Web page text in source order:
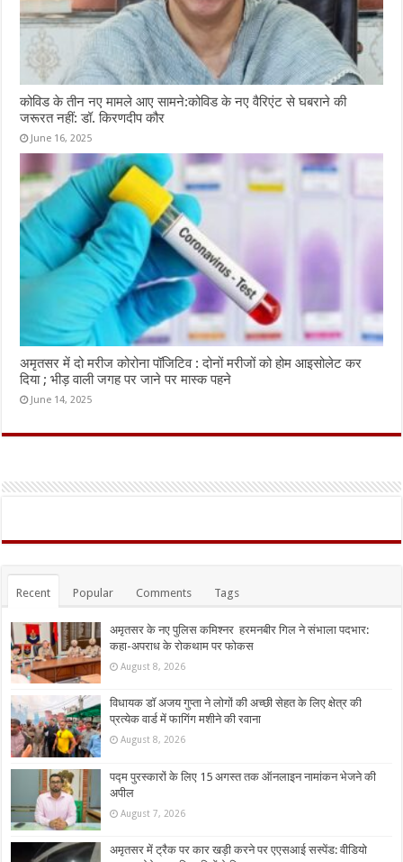
कोविड के तीन नए मामले आए सामने:कोविड के नए वैरिएंट से घबराने की
जरूरत नहीं: डॉ. किरणदीप कौर
June 16, 2025
अमृतसर में दो मरीज कोरोना पॉजिटिव : दोनों मरीजों को होम आइसोलेट कर
दिया ; भीड़ वाली जगह पर जाने पर मास्क पहने
June 14, 2025
Recent Popular Comments Tags
अमृतसर के नए पुलिस कमिश्नर हरमनबीर गिल ने संभाला पदभार:
कहा-अपराध के रोकथाम पर फोकस
August 8, 2026
विधायक डॉ अजय गुप्ता ने लोगों की अच्छी सेहत के लिए क्षेत्र की
प्रत्येक वार्ड में फागिंग मशीने की रवाना
August 8, 2026
पद्म पुरस्कारों के लिए 15 अगस्त तक ऑनलाइन नामांकन भेजने की
अपील
August 7, 2026
अमृतसर में ट्रैक पर कार खड़ी करने पर एएसआई सस्पेंड: वीडियो